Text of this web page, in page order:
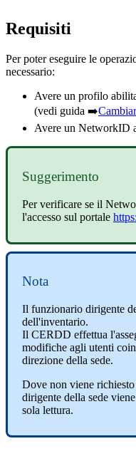
Requisiti
Per poter eseguire le
necessario:
Avere un profilo
(vedi guida ➡️
Avere un NetworkID
Suggerimento
Per verificare se il
l'accesso sul portale
Nota
Il funzionario dirigente
dell'inventario.
Il CERDD effettua
modifiche agli utenti
direzione della sede.
Dove non viene
dirigente della sede
sola lettura.